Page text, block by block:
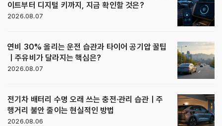
이트부터 디지털 키까지, 지금 확인할 것은?
2026.08.07
연비 30% 올리는 운전 습관과 타이어 공기압 꿀팁
｜주유비가 달라지는 핵심은?
2026.08.07
전기차 배터리 수명 오래 쓰는 충전·관리 습관｜주
행거리 불안 줄이는 현실적인 방법
2026.08.06